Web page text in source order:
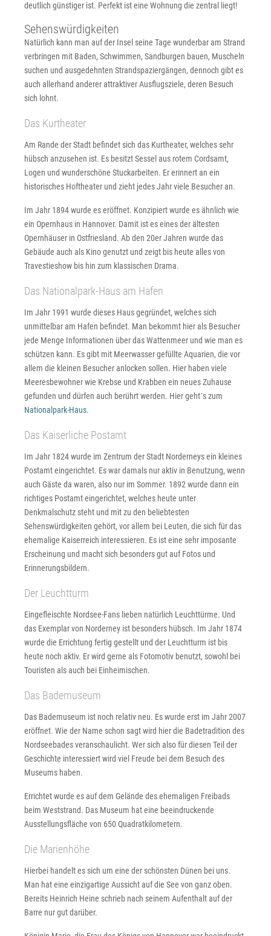
deutlich günstiger ist. Perfekt ist eine Wohnung die zentral liegt!
Sehenswürdigkeiten
Natürlich kann man auf der Insel seine Tage wunderbar am Strand
verbringen mit Baden, Schwimmen, Sandburgen bauen, Muscheln
suchen und ausgedehnten Strandspaziergängen, dennoch gibt es
auch allerhand anderer attraktiver Ausflugsziele, deren Besuch
sich lohnt.
Das Kurtheater
Am Rande der Stadt befindet sich das Kurtheater, welches sehr
hübsch anzusehen ist. Es besitzt Sessel aus rotem Cordsamt,
Logen und wunderschöne Stuckarbeiten. Er erinnert an ein
historisches Hoftheater und zieht jedes Jahr viele Besucher an.
Im Jahr 1894 wurde es eröffnet. Konzipiert wurde es ähnlich wie
ein Opernhaus in Hannover. Damit ist es eines der ältesten
Opernhäuser in Ostfriesland. Ab den 20er Jahren wurde das
Gebäude auch als Kino genutzt und zeigt bis heute alles von
Travestieshow bis hin zum klassischen Drama.
Das Nationalpark-Haus am Hafen
Im Jahr 1991 wurde dieses Haus gegründet, welches sich
unmittelbar am Hafen befindet. Man bekommt hier als Besucher
jede Menge Informationen über das Wattenmeer und wie man es
schützen kann. Es gibt mit Meerwasser gefüllte Aquarien, die vor
allem die kleinen Besucher anlocken sollen. Hier haben viele
Meeresbewohner wie Krebse und Krabben ein neues Zuhause
gefunden und dürfen auch berührt werden. Hier geht´s zum
Nationalpark-Haus.
Das Kaiserliche Postamt
Im Jahr 1824 wurde im Zentrum der Stadt Norderneys ein kleines
Postamt eingerichtet. Es war damals nur aktiv in Benutzung, wenn
auch Gäste da waren, also nur im Sommer. 1892 wurde dann ein
richtiges Postamt eingerichtet, welches heute unter
Denkmalschutz steht und mit zu den beliebtesten
Sehenswürdigkeiten gehört, vor allem bei Leuten, die sich für das
ehemalige Kaiserreich interessieren. Es ist eine sehr imposante
Erscheinung und macht sich besonders gut auf Fotos und
Erinnerungsbildern.
Der Leuchtturm
Eingefleischte Nordsee-Fans lieben natürlich Leuchttürme. Und
das Exemplar von Norderney ist besonders hübsch. Im Jahr 1874
wurde die Errichtung fertig gestellt und der Leuchtturm ist bis
heute noch aktiv. Er wird gerne als Fotomotiv benutzt, sowohl bei
Touristen als auch bei Einheimischen.
Das Bademuseum
Das Bademuseum ist noch relativ neu. Es wurde erst im Jahr 2007
eröffnet. Wie der Name schon sagt wird hier die Badetradition des
Nordseebades veranschaulicht. Wer sich also für diesen Teil der
Geschichte interessiert wird viel Freude bei dem Besuch des
Museums haben.
Errichtet wurde es auf dem Gelände des ehemaligen Freibads
beim Weststrand. Das Museum hat eine beeindruckende
Ausstellungsfläche von 650 Quadratkilometern.
Die Marienhöhe
Hierbei handelt es sich um eine der schönsten Dünen bei uns.
Man hat eine einzigartige Aussicht auf die See von ganz oben.
Bereits Heinrich Heine schrieb nach seinem Aufenthalt auf der
Barre nur gut darüber.